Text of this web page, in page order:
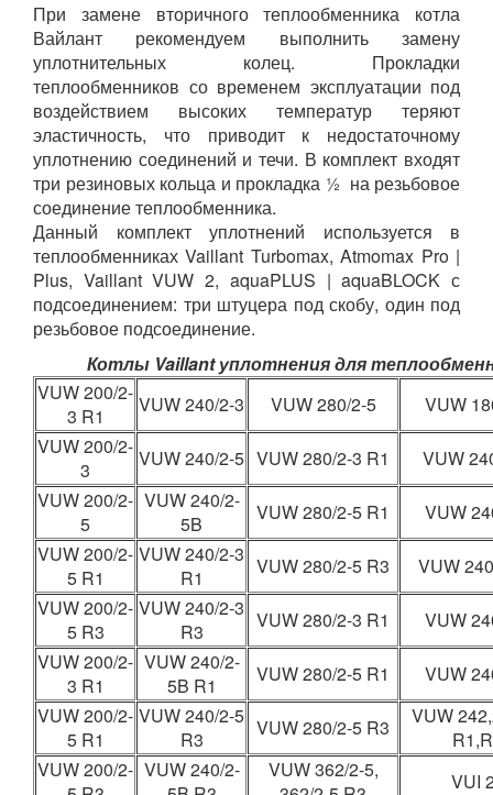
При замене вторичного теплообменника котла
Вайлант рекомендуем выполнить замену
уплотнительных колец. Прокладки
теплообменников со временем эксплуатации под
воздействием высоких температур теряют
эластичность, что приводит к недостаточному
уплотнению соединений и течи. В комплект входят
три резиновых кольца и прокладка ½ на резьбовое
соединение теплообменника.
Данный комплект уплотнений используется в
теплообменниках Vaillant Turbomax, Atmomax Pro |
Plus, Vaillant VUW 2, aquaPLUS | aquaBLOCK с
подсоединением: три штуцера под скобу, один под
резьбовое подсоединение.
Котлы Vaillant уплотнения для
VUW 200/2-
3 R1
VUW 240/2-3 VUW 280/2-5
VUW
VUW 200/2-
3
VUW 240/2-5 VUW 280/2-3 R1
VUW
VUW 200/2-
5
VUW 240/2-
5B
VUW 280/2-5 R1
VUW
VUW 200/2-
5 R1
VUW 240/2-3
R1
VUW 280/2-5 R3
VUW
VUW 200/2-
5 R3
VUW 240/2-3
R3
VUW 280/2-3 R1
VUW
VUW 200/2-
3 R1
VUW 240/2-
5B R1
VUW 280/2-5 R1
VUW
VUW 200/2-
5 R1
VUW 240/2-5
R3
VUW 280/2-5 R3
VUW
VUW 200/2- VUW 240/2-
VUW 362/2-5,
VUI